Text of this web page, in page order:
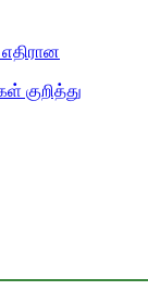
எதிரான
குறித்து